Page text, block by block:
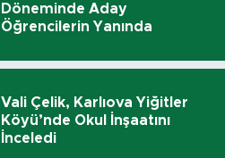
Döneminde Aday
Öğrencilerin Yanında
Vali Çelik, Karlıova Yiğitler
Köyü’nde Okul İnşaatını
İnceledi